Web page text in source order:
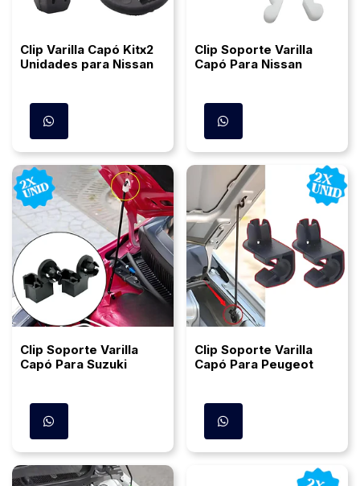
Clip Varilla Capó Kitx2
Unidades para Nissan
Clip Soporte Varilla
Capó Para Nissan
Clip Soporte Varilla
Capó Para Suzuki
Clip Soporte Varilla
Capó Para Peugeot